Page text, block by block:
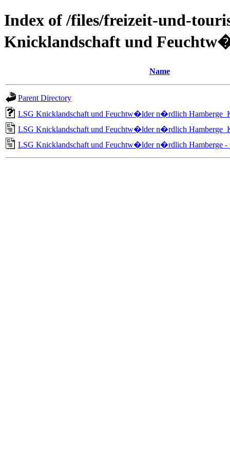
Index of /files/freizeit-und-
Knicklandschaft und
Name
Parent Directory
LSG Knicklandschaft und Feuchtw�lder n�rdlich
LSG Knicklandschaft und Feuchtw�lder n�rdlich
LSG Knicklandschaft und Feuchtw�lder n�rdlich Hamberge -